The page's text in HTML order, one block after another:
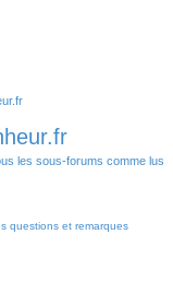
les sous-forums comme lus